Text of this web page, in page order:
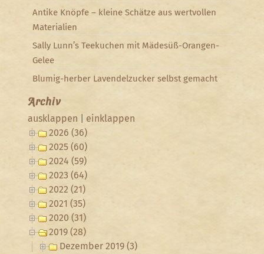
Antike Knöpfe – kleine Schätze aus wertvollen
Materialien
Sally Lunn’s Teekuchen mit Mädesüß-Orangen-
Gelee
Blumig-herber Lavendelzucker selbst gemacht
Archiv
ausklappen
einklappen
2026 (36)
2025 (60)
2024 (59)
2023 (64)
2022 (21)
2021 (35)
2020 (31)
2019 (28)
Dezember 2019 (3)